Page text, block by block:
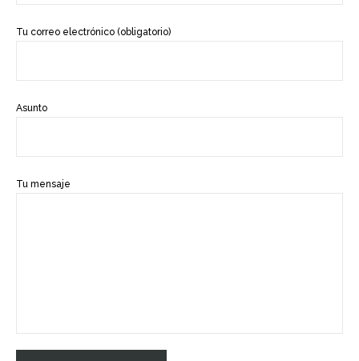
Tu correo electrónico (obligatorio)
Asunto
Tu mensaje